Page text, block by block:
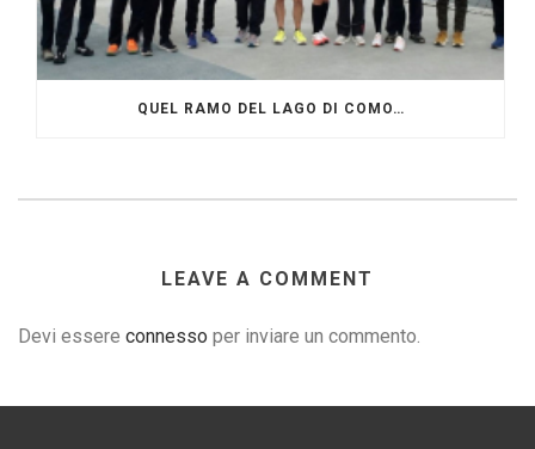
QUEL RAMO DEL LAGO DI COMO…
LEAVE A COMMENT
Devi essere connesso per inviare un commento.